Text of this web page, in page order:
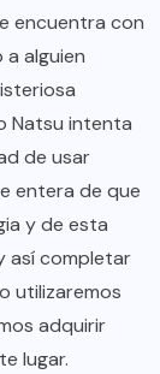
encuentra con
alguien
Natsu intenta
de usar
entera de que
y de esta
así completar
utilizaremos
adquirir
lugar.